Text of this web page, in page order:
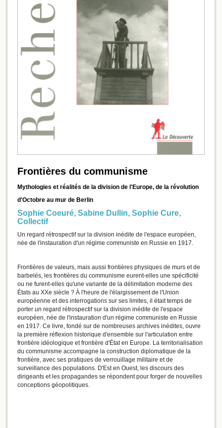
Frontières du communisme
Mythologies et réalités de la division de l'Europe, de la révolution
d'Octobre au mur de Berlin
Sophie Coeuré, Sabine Dullin, Sophie Cure,
Collectif
Un regard rétrospectif sur la division inédite de l'espace européen,
née de l'instauration d'un régime communiste en Russie en 1917.
Frontières de valeurs, mais aussi frontières physiques de murs et de
barbelés, les frontières du communisme eurent-elles une spécificité
ou ne furent-elles qu'une variante de la délimitation moderne des
États au XXe siècle ? À l'heure de l'élargissement de l'Union
européenne et des interrogations sur ses limites, il était temps de
porter un regard rétrospectif sur la division inédite de l'espace
européen, née de l'instauration d'un régime communiste en Russie
en 1917. Ce livre, fondé sur de nombreuses archives inédites, ouvre
la première réflexion historique d'ensemble sur l'articulation entre
frontière idéologique et frontière d'État en Europe. La territorialisation
du communisme accompagne la construction diplomatique de la
frontière, avec ses pratiques de verrouillage militaire et de
surveillance des populations. D'Est en Ouest, les discours des
dirigeants et les propagandes se répondent pour forger de nouvelles
conceptions géopolitiques.